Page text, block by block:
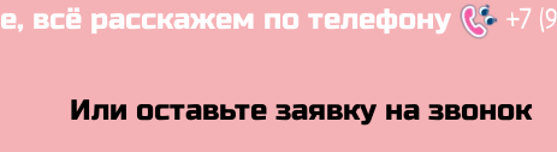
всё расскажем по телефону +7
Или оставьте заявку на звонок